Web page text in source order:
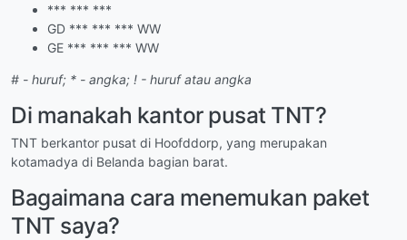
*** *** ***
GD *** *** *** WW
GE *** *** *** WW
# - huruf; * - angka; ! - huruf atau angka
Di manakah kantor pusat TNT?
TNT berkantor pusat di Hoofddorp, yang merupakan
kotamadya di Belanda bagian barat.
Bagaimana cara menemukan paket
TNT saya?